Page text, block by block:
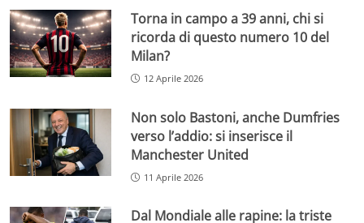
Torna in campo a 39 anni, chi si
ricorda di questo numero 10 del
Milan?
12 Aprile 2026
Non solo Bastoni, anche Dumfries
verso l’addio: si inserisce il
Manchester United
11 Aprile 2026
Dal Mondiale alle rapine: la triste